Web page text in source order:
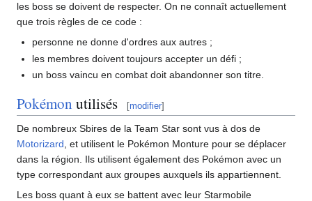
les boss se doivent de respecter. On ne connaît actuellement
que trois règles de ce code :
personne ne donne d'ordres aux autres ;
les membres doivent toujours accepter un défi ;
un boss vaincu en combat doit abandonner son titre.
Pokémon utilisés [modifier]
De nombreux Sbires de la Team Star sont vus à dos de
Motorizard, et utilisent le Pokémon Monture pour se déplacer
dans la région. Ils utilisent également des Pokémon avec un
type correspondant aux groupes auxquels ils appartiennent.
Les boss quant à eux se battent avec leur Starmobile